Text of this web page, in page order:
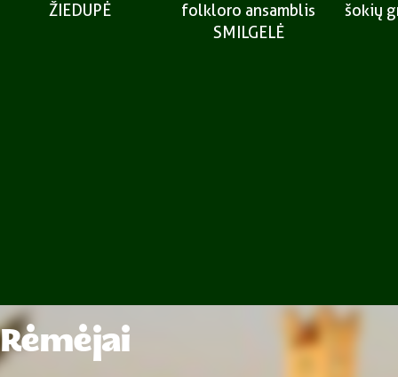
ŽIEDUPĖ
folkloro ansamblis
SMILGELĖ
šokių
Rėmėjai